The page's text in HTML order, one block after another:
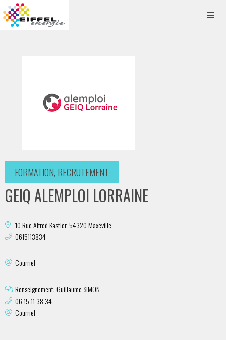
FORMATION, RECRUTEMENT
GEIQ ALEMPLOI LORRAINE
10 Rue Alfred Kastler, 54320 Maxéville
0615113834
Courriel
Renseignement: Guillaume SIMON
06 15 11 38 34
Courriel